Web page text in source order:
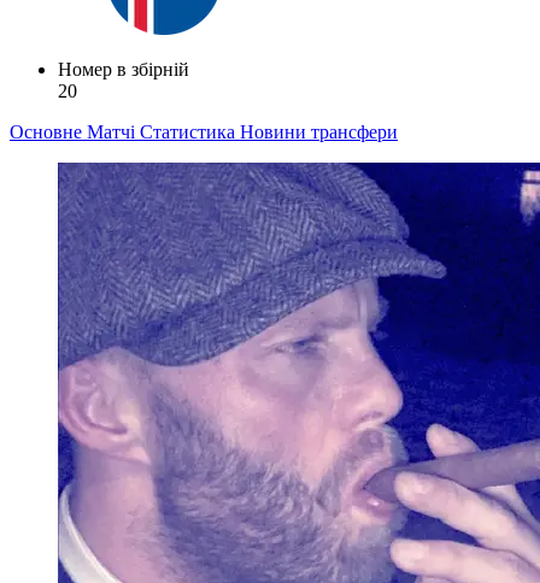
Номер в збірній
20
Основне Матчі Статистика Новини трансфери